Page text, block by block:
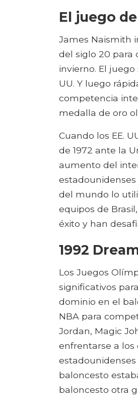
El juego
James Naismith
del siglo 20 para
invierno. El
UU. Y luego
competencia
medalla de oro
Cuando los EE.
de 1972 ante la
aumento del
del mundo lo
equipos de
éxito y han
1992
Los Juegos
significativos
dominio en el
NBA para
Jordan, Magic
enfrentarse a los
baloncesto
baloncesto otra